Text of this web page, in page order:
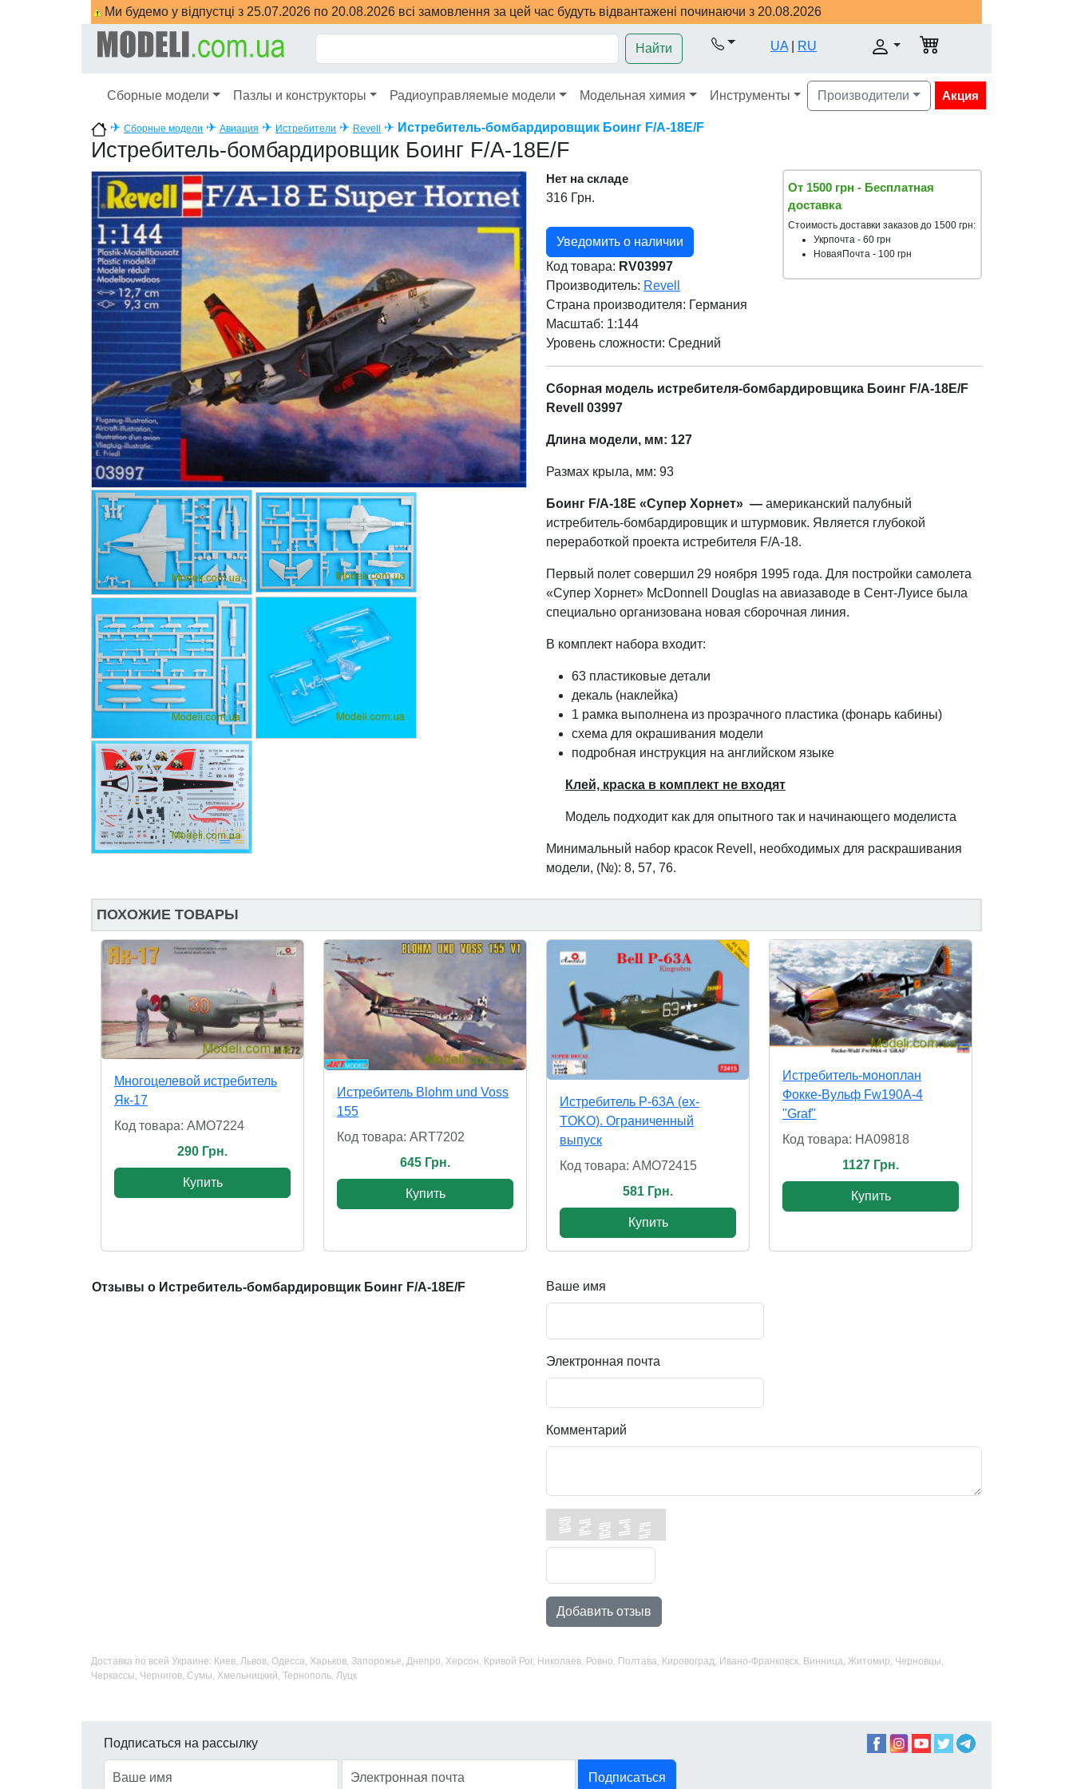
Ми будемо у відпустці з 25.07.2026 по 20.08.2026 всі замовлення за цей час будуть відвантажені починаючи з 20.08.2026
Найти UA RU
Сборные модели Пазлы и конструкторы Радиоуправляемые модели Модельная химия Инструменты Производители Акция
✈ Сборные модели ✈ Авиация ✈ Истребители ✈ Revell ✈ Истребитель-бомбардировщик Боинг F/A-18E/F
Истребитель-бомбардировщик Боинг F/A-18E/F
Нет на складе
316 Грн.
Уведомить о наличии
Код товара: RV03997
Производитель: Revell
Страна производителя: Германия
Масштаб: 1:144
Уровень сложности: Cредний
От 1500 грн - Бесплатная
доставка
Стоимость доставки заказов до 1500 грн:
Укрпочта - 60 грн
НоваяПочта - 100 грн
Сборная модель истребителя-бомбардировщика Боинг F/A-18E/F
Revell 03997
Длина модели, мм: 127
Размах крыла, мм: 93
Боинг F/A-18E «Супер Хорнет» — американский палубный
истребитель-бомбардировщик и штурмовик. Является глубокой
переработкой проекта истребителя F/A-18.
Первый полет совершил 29 ноября 1995 года. Для постройки самолета
«Супер Хорнет» McDonnell Douglas на авиазаводе в Сент-Луисе была
специально организована новая сборочная линия.
В комплект набора входит:
63 пластиковые детали
декаль (наклейка)
1 рамка выполнена из прозрачного пластика (фонарь кабины)
схема для окрашивания модели
подробная инструкция на английском языке
Клей, краска в комплект не входят
Модель подходит как для опытного так и начинающего моделиста
Минимальный набор красок Revell, необходимых для раскрашивания
модели, (№): 8, 57, 76.
ПОХОЖИЕ ТОВАРЫ
Многоцелевой истребитель
Як-17
Код товара: AMO7224
290 Грн.
Купить
Истребитель Blohm und Voss
155
Код товара: ART7202
645 Грн.
Купить
Истребитель Р-63А (ex-
TOKO). Ограниченный
выпуск
Код товара: AMO72415
581 Грн.
Купить
Истребитель-моноплан
Фокке-Вульф Fw190A-4
"Graf"
Код товара: HA09818
1127 Грн.
Купить
Отзывы о Истребитель-бомбардировщик Боинг F/A-18E/F Ваше имя
Электронная почта
Комментарий
Добавить отзыв
Доставка по всей Украине: Киев, Львов, Одесса, Харьков, Запорожье, Днепро, Херсон, Кривой Рог, Николаев, Ровно, Полтава, Кировоград, Ивано-Франковск, Винница, Житомир, Черновцы,
Черкассы, Чернигов, Сумы, Хмельницкий, Тернополь, Луцк
Подписаться на рассылку
Подписаться